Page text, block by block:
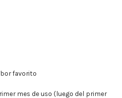
favorito
mes de uso (luego del primer